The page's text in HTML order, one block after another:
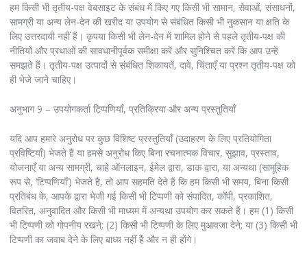
हम किसी भी तृतीय-पक्ष वेबसाइट के संबंध में किए गए किसी भी सामान, सेवाओं, संसाधनों,
सामग्री या अन्य लेन-देन की खरीद या उपयोग से संबंधित किसी भी नुकसान या क्षति के
लिए उत्तरदायी नहीं हैं। कृपया किसी भी लेन-देन में शामिल होने से पहले तृतीय-पक्ष की
नीतियों और प्रथाओं की सावधानीपूर्वक समीक्षा करें और सुनिश्चित करें कि आप उन्हें
समझते हैं। तृतीय-पक्ष उत्पादों से संबंधित शिकायतें, दावे, चिंताएँ या प्रश्न तृतीय-पक्ष को
ही भेजे जाने चाहिए।
अनुभाग 9 – उपयोगकर्ता टिप्पणियाँ, प्रतिक्रिया और अन्य प्रस्तुतियाँ
यदि आप हमारे अनुरोध पर कुछ विशिष्ट प्रस्तुतियाँ (उदाहरण के लिए प्रतियोगिता
प्रविष्टियाँ) भेजते हैं या हमसे अनुरोध किए बिना रचनात्मक विचार, सुझाव, प्रस्ताव,
योजनाएँ या अन्य सामग्री, चाहे ऑनलाइन, ईमेल द्वारा, डाक द्वारा, या अन्यथा (सामूहिक
रूप से, ‘टिप्पणियाँ’) भेजते हैं, तो आप सहमति देते हैं कि हम किसी भी समय, बिना किसी
प्रतिबंध के, आपके द्वारा भेजी गई किसी भी टिप्पणी को संपादित, कॉपी, प्रकाशित,
वितरित, अनुवादित और किसी भी माध्यम में अन्यथा उपयोग कर सकते हैं। हम (1) किसी
भी टिप्पणी को गोपनीय रखने; (2) किसी भी टिप्पणी के लिए मुआवजा देने; या (3) किसी भी
टिप्पणी का जवाब देने के लिए बाध्य नहीं हैं और न ही होंगे।